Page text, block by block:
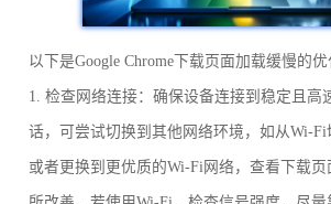
以下是Google Chrome下载页面加载缓慢的优
1. 检查网络连接：确保设备连接到稳定且高
话，可尝试切换到其他网络环境，如从Wi-Fi
或者更换到更优质的Wi-Fi网络，查看下载